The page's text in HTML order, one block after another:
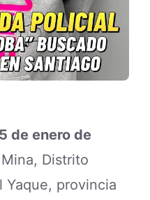
de enero de
Distrito
Yaque, provincia